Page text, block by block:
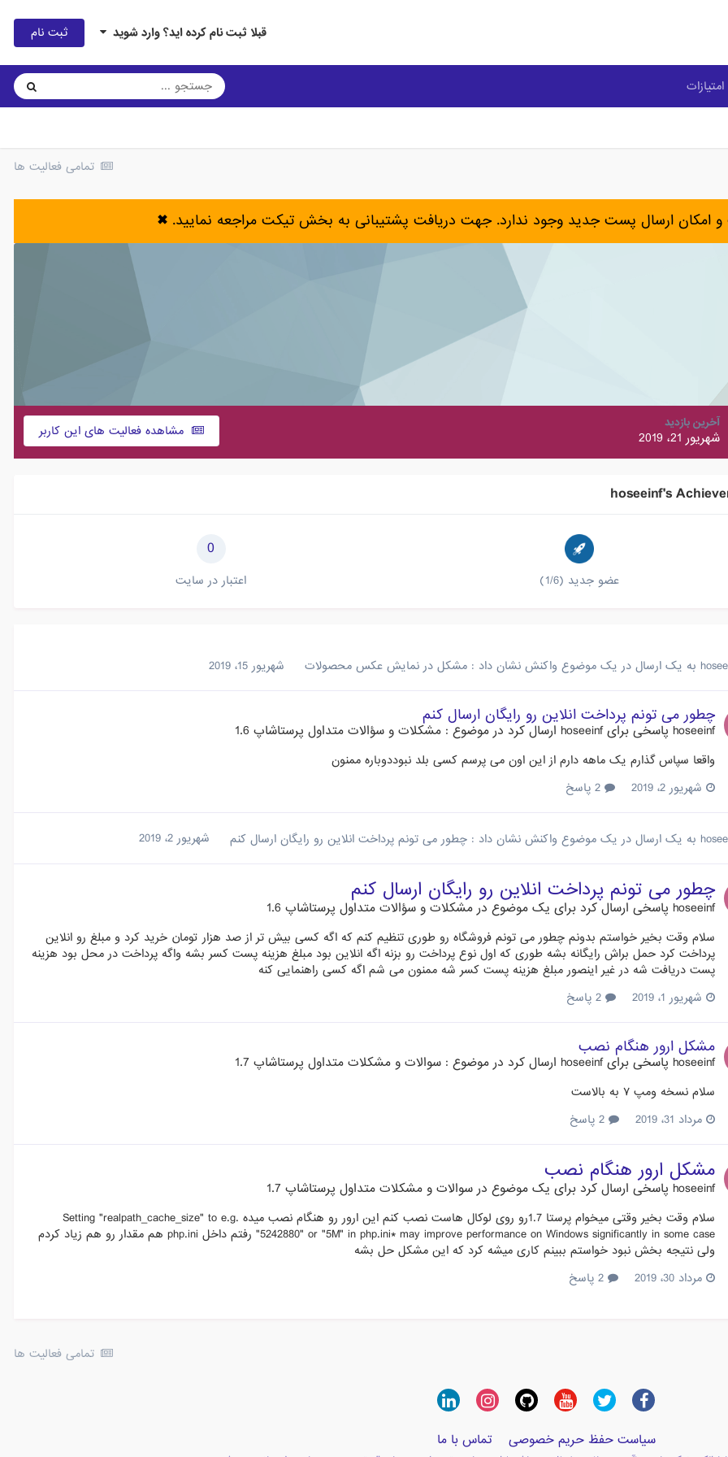
قبلا ثبت نام کرده اید؟ وارد شوید ثبت نام
تمامی فعالیت ها
ارسال پست جدید وجود ندارد. جهت دریافت پشتیبانی به بخش تیکت مراجعه نمایید.✖
مشاهده فعالیت های این کاربر آخرین بازدید
شهریور 21، 2019
hoseeinf's
عضو جدید (1/6)
0
اعتبار در سایت
به یک ارسال در یک موضوع واکنش نشان داد : مشکل در نمایش عکس محصولات شهریور 15، 2019
چطور می تونم پرداخت انلاین رو رایگان ارسال کنم
hoseeinf پاسخی برایhoseeinf ارسال کرد در موضوع : مشکلات و سؤالات متداول پرستاشاپ 1.6
واقعا سپاس گذارم یک ماهه دارم از این اون می پرسم کسی بلد نبوددوباره ممنون
شهریور 2، 2019
به یک ارسال در یک موضوع واکنش نشان داد : چطور می تونم پرداخت انلاین رو رایگان ارسال کنم شهریور 2، 2019
چطور می تونم پرداخت انلاین رو رایگان ارسال کنم
hoseeinf پاسخی ارسال کرد برای یک موضوع در مشکلات و سؤالات متداول پرستاشاپ 1.6
سلام وقت بخیر خواستم بدونم چطور می تونم فروشگاه رو طوری تنظیم کنم که اگه کسی بیش تر از صد هزار تومان خرید کرد و مبلغ رو انلاین
پرداخت کرد حمل براش رایگانه بشه طوری که اول نوع پرداخت رو بزنه اگه انلاین بود مبلغ هزینه پست کسر بشه واگه پرداخت در محل بود هزینه
پست دریافت شه در غیر اینصور مبلغ هزینه پست کسر شه ممنون می شم اگه کسی راهنمایی کنه
شهریور 1، 2019
مشکل ارور هنگام نصب
hoseeinf پاسخی برایhoseeinf ارسال کرد در موضوع : سوالات و مشکلات متداول پرستاشاپ 1.7
سلام نسخه ومپ ۷ به بالاست
مرداد 31، 2019
مشکل ارور هنگام نصب
hoseeinf پاسخی ارسال کرد برای یک موضوع در سوالات و مشکلات متداول پرستاشاپ 1.7
سلام وقت بخیر وقتی میخوام پرستا 1.7رو روی لوکال هاست نصب کنم این ارور رو هنگام نصب میده Setting "realpath_cache_size" to e.g.
"5242880" or "5M" in php.ini* may improve performance on Windows significantly in some case رفتم داخل php.ini هم مقدار رو هم زیاد کردم
ولی نتیجه بخش نبود خواستم ببینم کاری میشه کرد که این مشکل حل بشه
مرداد 30، 2019
تمامی فعالیت ها
سیاست حفظ حریم خصوصی تماس با ما